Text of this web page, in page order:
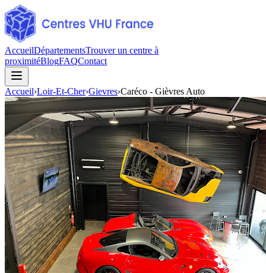
AccueilDépartementsTrouver un centre à
proximitéBlogFAQContact
Accueil›Loir-Et-Cher›Gievres›Caréco - Gièvres Auto